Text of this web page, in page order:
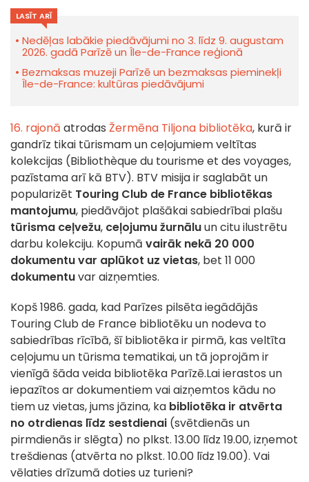
LASĪT ARĪ
Nedēļas labākie piedāvājumi no 3. līdz 9. augustam
2026. gadā Parīzē un Île-de-France reģionā
Bezmaksas muzeji Parīzē un bezmaksas pieminekļi
Île-de-France: kultūras piedāvājumi
16. rajonā atrodas Žermēna Tiljona bibliotēka, kurā ir
gandrīz tikai tūrismam un ceļojumiem veltītas
kolekcijas (Bibliothèque du tourisme et des voyages,
pazīstama arī kā BTV). BTV misija ir saglabāt un
popularizēt Touring Club de France bibliotēkas
mantojumu, piedāvājot plašākai sabiedrībai plašu
tūrisma ceļvežu, ceļojumu žurnāluun citu ilustrētu
darbu kolekciju. Kopumā vairāk nekā 20 000
dokumentu var aplūkot uz vietas, bet 11 000
dokumentuvar aizņemties.
Kopš 1986. gada, kad Parīzes pilsēta iegādājās
Touring Club de France bibliotēku un nodeva to
sabiedrības rīcībā, šī bibliotēka ir pirmā, kas veltīta
ceļojumu un tūrisma tematikai, un tā joprojām ir
vienīgā šāda veida bibliotēka Parīzē.Lai ierastos un
iepazītos ar dokumentiem vai aizņemtos kādu no
tiem uz vietas, jums jāzina, ka bibliotēka ir atvērta
no otrdienas līdz sestdienai (svētdienās un
pirmdienās ir slēgta) no plkst. 13.00 līdz 19.00, izņemot
trešdienas (atvērta no plkst. 10.00 līdz 19.00). Vai
vēlaties drīzumā doties uz turieni?